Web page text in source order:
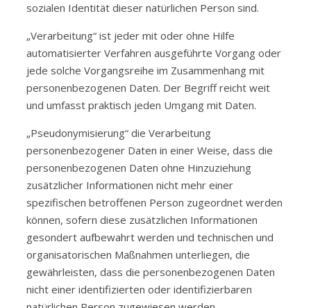
sozialen Identität dieser natürlichen Person sind.
„Verarbeitung“ ist jeder mit oder ohne Hilfe
automatisierter Verfahren ausgeführte Vorgang oder
jede solche Vorgangsreihe im Zusammenhang mit
personenbezogenen Daten. Der Begriff reicht weit
und umfasst praktisch jeden Umgang mit Daten.
„Pseudonymisierung“ die Verarbeitung
personenbezogener Daten in einer Weise, dass die
personenbezogenen Daten ohne Hinzuziehung
zusätzlicher Informationen nicht mehr einer
spezifischen betroffenen Person zugeordnet werden
können, sofern diese zusätzlichen Informationen
gesondert aufbewahrt werden und technischen und
organisatorischen Maßnahmen unterliegen, die
gewährleisten, dass die personenbezogenen Daten
nicht einer identifizierten oder identifizierbaren